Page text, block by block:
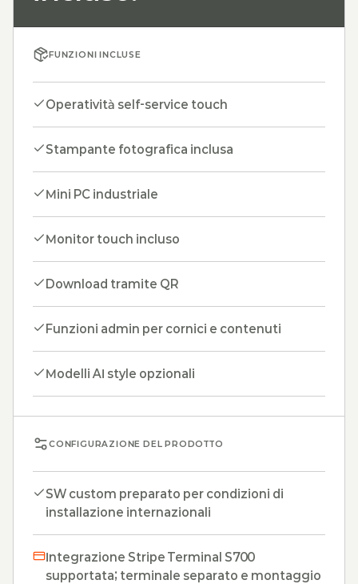
FUNZIONI INCLUSE
Operatività self-service touch
Stampante fotografica inclusa
Mini PC industriale
Monitor touch incluso
Download tramite QR
Funzioni admin per cornici e contenuti
Modelli AI style opzionali
CONFIGURAZIONE DEL PRODOTTO
SW custom preparato per condizioni di
installazione internazionali
Integrazione Stripe Terminal S700
supportata; terminale separato e montaggio